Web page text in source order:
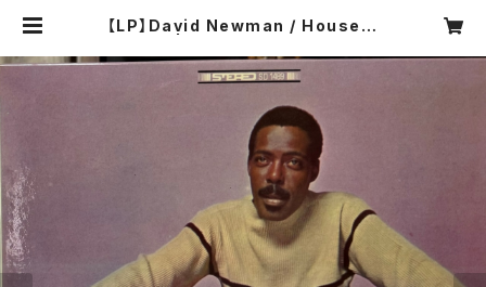
【LP】David Newman / House O
A